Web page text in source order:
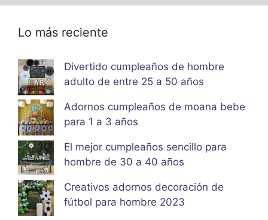
Lo más reciente
Divertido cumpleaños de hombre
adulto de entre 25 a 50 años
Adornos cumpleaños de moana bebe
para 1 a 3 años
El mejor cumpleaños sencillo para
hombre de 30 a 40 años
Creativos adornos decoración de
fútbol para hombre 2023